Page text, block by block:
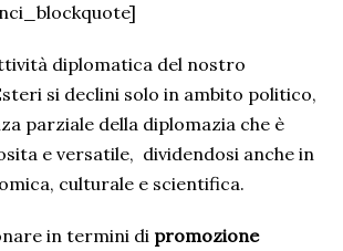
diplomatica del nostro
si declini solo in ambito politico,
parziale della diplomazia che è
e versatile, dividendosi anche in
culturale e scientifica.
in termini di promozione